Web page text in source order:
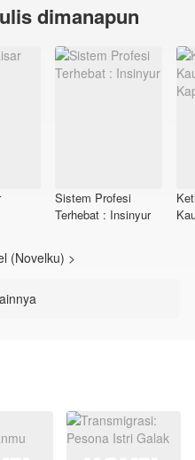
dimanapun
Sistem Profesi
Terhebat : Insinyur
(Novelku) >